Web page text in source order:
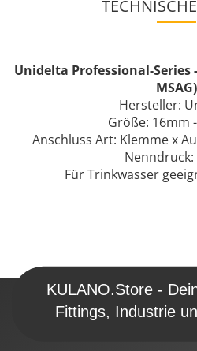
Unidelta Professional-Series
MSAG)
Hersteller:
Größe: 16mm
Anschluss Art: Klemme x
Nenndruck:
Für Trinkwasser
KULANO.Store -
Fittings, Industrie